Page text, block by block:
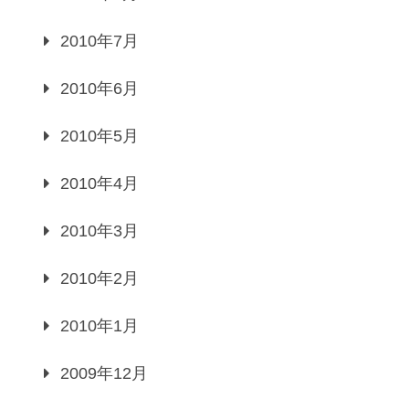
2010年7月
2010年6月
2010年5月
2010年4月
2010年3月
2010年2月
2010年1月
2009年12月